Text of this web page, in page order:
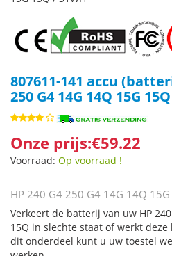
807611-141 accu
250 G4 14G 14Q 15G
Onze prijs:€59.22
Voorraad: Op voorraad !
HP 240 G4 250 G4 14G 14Q
Verkeert de batterij van uw HP 240
15Q in slechte staat of werkt
dit onderdeel kunt u uw toestel